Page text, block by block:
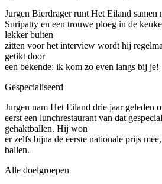
Jurgen Bierdrager runt Het Eiland samen
Suripatty en een trouwe ploeg in de
lekker buiten
zitten voor het interview wordt hij
getikt door
een bekende: ik kom zo even langs bij je!
Gespecialiseerd
Jurgen nam Het Eiland drie jaar geleden
eerst een lunchrestaurant van dat
gehaktballen. Hij won
er zelfs bijna de eerste nationale prijs
ballen.
Alle doelgroepen